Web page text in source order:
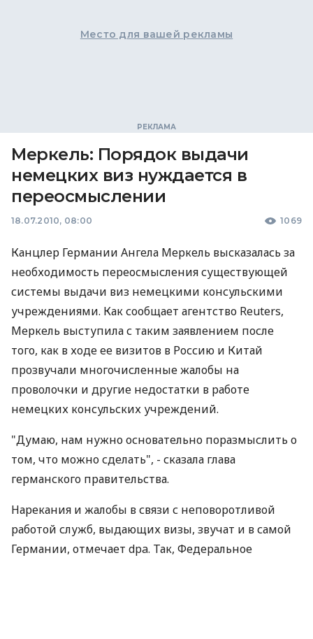
Место для вашей рекламы
Меркель: Порядок выдачи
немецких виз нуждается в
переосмыслении
18.07.2010, 08:00 1069
Канцлер Германии Ангела Меркель высказалась за
необходимость переосмысления существующей
системы выдачи виз немецкими консульскими
учреждениями. Как сообщает агентство Reuters,
Меркель выступила с таким заявлением после
того, как в ходе ее визитов в Россию и Китай
прозвучали многочисленные жалобы на
проволочки и другие недостатки в работе
немецких консульских учреждений.
"Думаю, нам нужно основательно поразмыслить о
том, что можно сделать", - сказала глава
германского правительства.
Нарекания и жалобы в связи с неповоротливой
работой служб, выдающих визы, звучат и в самой
Германии, отмечает dpa. Так, Федеральное